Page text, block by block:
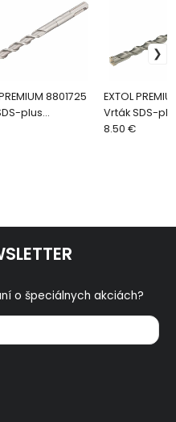
8801725
plus
Ø12x600mm
EXTOL
Vrták SDS-
štvorbritý,
8.50 €
o špeciálnych akciách?